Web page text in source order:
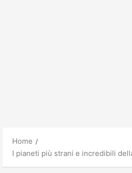
Home
I pianeti più strani e incredibili